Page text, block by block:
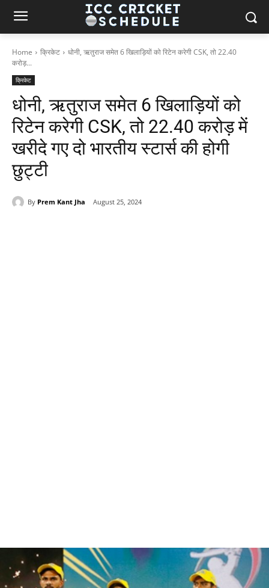
Home क्रिकेट
धोनी, ऋतुराज समेत 6 खिलाड़ियों को रिटेन करेगी CSK, तो 22.40
करोड़...
क्रिकेट
धोनी, ऋतुराज समेत 6 खिलाड़ियों को
रिटेन करेगी CSK, तो 22.40 करोड़ में
खरीदे गए दो भारतीय स्टार्स की होगी
छुट्टी
By Prem Kant Jha August 25, 2024